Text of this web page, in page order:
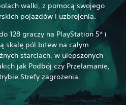
walki, z pomocą swojego
pojazdów i uzbrojenia.
128 graczy na PlayStation 5* i
skalę pól bitew na całym
starciach, w ulepszonych
jak Podbój czy Przełamanie,
Strefy zagrożenia.